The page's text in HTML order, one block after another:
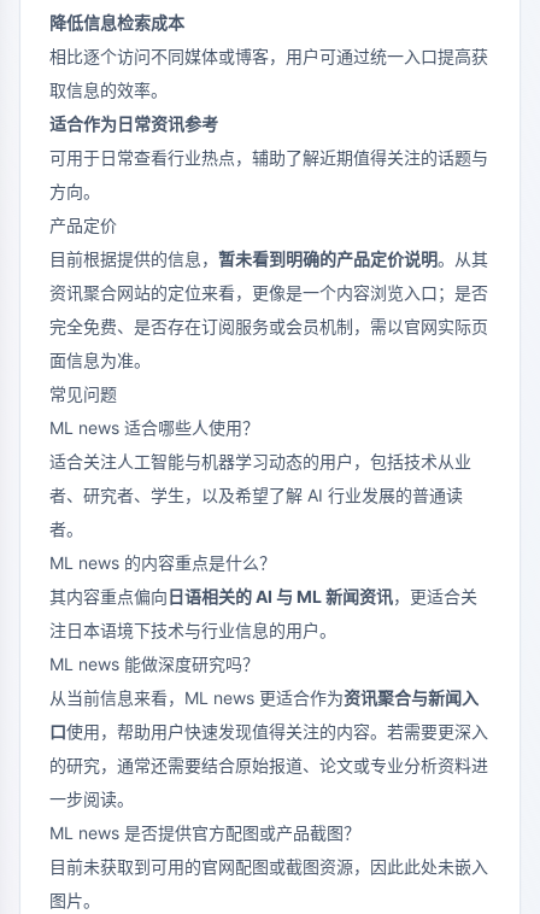
降低信息检索成本
相比逐个访问不同媒体或博客，用户可通过统一入口提高获
取信息的效率。
适合作为日常资讯参考
可用于日常查看行业热点，辅助了解近期值得关注的话题与
方向。
产品定价
目前根据提供的信息， 暂未看到明确的产品定价说明。从其
资讯聚合网站的定位来看，更像是一个内容浏览入口；是否
完全免费、是否存在订阅服务或会员机制，需以官网实际页
面信息为准。
常见问题
ML news 适合哪些人使用？
适合关注人工智能与机器学习动态的用户，包括技术从业
者、研究者、学生，以及希望了解 AI 行业发展的普通读
者。
ML news 的内容重点是什么？
其内容重点偏向日语相关的 AI 与 ML 新闻资讯，更适合关
注日本语境下技术与行业信息的用户。
ML news 能做深度研究吗？
从当前信息来看，ML news 更适合作为资讯聚合与新闻入
口使用，帮助用户快速发现值得关注的内容。若需要更深入
的研究，通常还需要结合原始报道、论文或专业分析资料进
一步阅读。
ML news 是否提供官方配图或产品截图？
目前未获取到可用的官网配图或截图资源，因此此处未嵌入
图片。